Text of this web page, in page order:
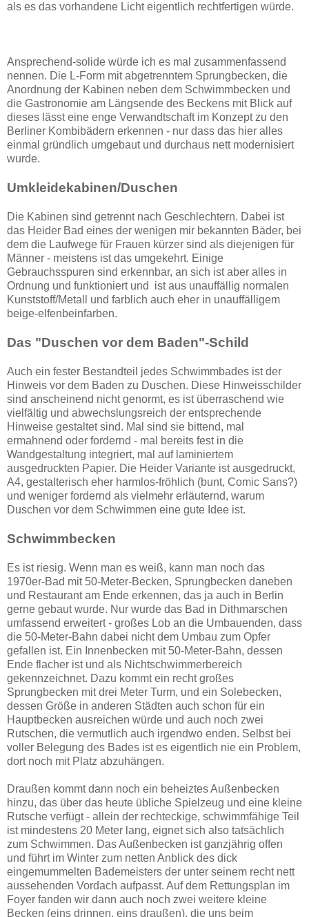
als es das vorhandene Licht eigentlich rechtfertigen würde.
Ansprechend-solide würde ich es mal zusammenfassend
nennen. Die L-Form mit abgetrenntem Sprungbecken, die
Anordnung der Kabinen neben dem Schwimmbecken und
die Gastronomie am Längsende des Beckens mit Blick auf
dieses lässt eine enge Verwandtschaft im Konzept zu den
Berliner Kombibädern erkennen - nur dass das hier alles
einmal gründlich umgebaut und durchaus nett modernisiert
wurde.
Umkleidekabinen/Duschen
Die Kabinen sind getrennt nach Geschlechtern. Dabei ist
das Heider Bad eines der wenigen mir bekannten Bäder, bei
dem die Laufwege für Frauen kürzer sind als diejenigen für
Männer - meistens ist das umgekehrt. Einige
Gebrauchsspuren sind erkennbar, an sich ist aber alles in
Ordnung und funktioniert und ist aus unauffällig normalen
Kunststoff/Metall und farblich auch eher in unauffälligem
beige-elfenbeinfarben.
Das "Duschen vor dem Baden"-Schild
Auch ein fester Bestandteil jedes Schwimmbades ist der
Hinweis vor dem Baden zu Duschen. Diese Hinweisschilder
sind anscheinend nicht genormt, es ist überraschend wie
vielfältig und abwechslungsreich der entsprechende
Hinweise gestaltet sind. Mal sind sie bittend, mal
ermahnend oder fordernd - mal bereits fest in die
Wandgestaltung integriert, mal auf laminiertem
ausgedruckten Papier. Die Heider Variante ist ausgedruckt,
A4, gestalterisch eher harmlos-fröhlich (bunt, Comic Sans?)
und weniger fordernd als vielmehr erläuternd, warum
Duschen vor dem Schwimmen eine gute Idee ist.
Schwimmbecken
Es ist riesig. Wenn man es weiß, kann man noch das
1970er-Bad mit 50-Meter-Becken, Sprungbecken daneben
und Restaurant am Ende erkennen, das ja auch in Berlin
gerne gebaut wurde. Nur wurde das Bad in Dithmarschen
umfassend erweitert - großes Lob an die Umbauenden, dass
die 50-Meter-Bahn dabei nicht dem Umbau zum Opfer
gefallen ist. Ein Innenbecken mit 50-Meter-Bahn, dessen
Ende flacher ist und als Nichtschwimmerbereich
gekennzeichnet. Dazu kommt ein recht großes
Sprungbecken mit drei Meter Turm, und ein Solebecken,
dessen Größe in anderen Städten auch schon für ein
Hauptbecken ausreichen würde und auch noch zwei
Rutschen, die vermutlich auch irgendwo enden. Selbst bei
voller Belegung des Bades ist es eigentlich nie ein Problem,
dort noch mit Platz abzuhängen.
Draußen kommt dann noch ein beheiztes Außenbecken
hinzu, das über das heute übliche Spielzeug und eine kleine
Rutsche verfügt - allein der rechteckige, schwimmfähige Teil
ist mindestens 20 Meter lang, eignet sich also tatsächlich
zum Schwimmen. Das Außenbecken ist ganzjährig offen
und führt im Winter zum netten Anblick des dick
eingemummelten Bademeisters der unter seinem recht nett
aussehenden Vordach aufpasst. Auf dem Rettungsplan im
Foyer fanden wir dann auch noch zwei weitere kleine
Becken (eins drinnen, eins draußen), die uns beim